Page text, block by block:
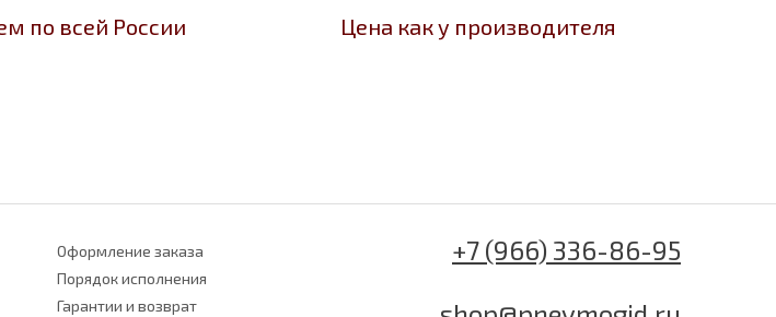
по всей России Цена как у производителя
Оформление заказа
Порядок исполнения
Гарантии и возврат
+7 (966) 336-86-95